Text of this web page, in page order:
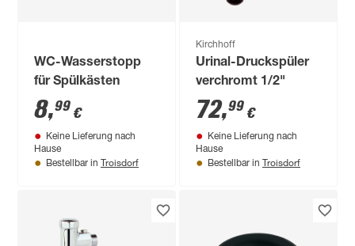
WC-Wasserstopp
für Spülkästen
8,99 €
Keine Lieferung nach
Hause
Bestellbar in Troisdorf
Kirchhoff
Urinal-Druckspüler
verchromt 1/2"
72,99 €
Keine Lieferung nach
Hause
Bestellbar in Troisdorf